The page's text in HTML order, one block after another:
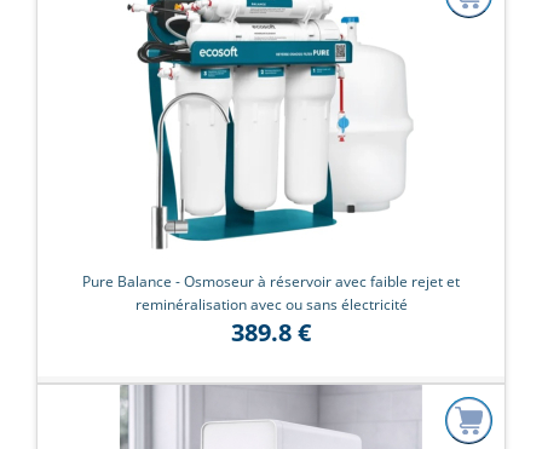
Pure Balance - Osmoseur à réservoir avec faible rejet et
reminéralisation avec ou sans électricité
389.8 €